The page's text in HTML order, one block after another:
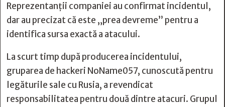
Reprezentanții companiei au confirmat incidentul,
dar au precizat că este „prea devreme” pentru a
identifica sursa exactă a atacului.
La scurt timp după producerea incidentului,
gruparea de hackeri NoName057, cunoscută pentru
legăturile sale cu Rusia, a revendicat
responsabilitatea pentru două dintre atacuri. Grupul